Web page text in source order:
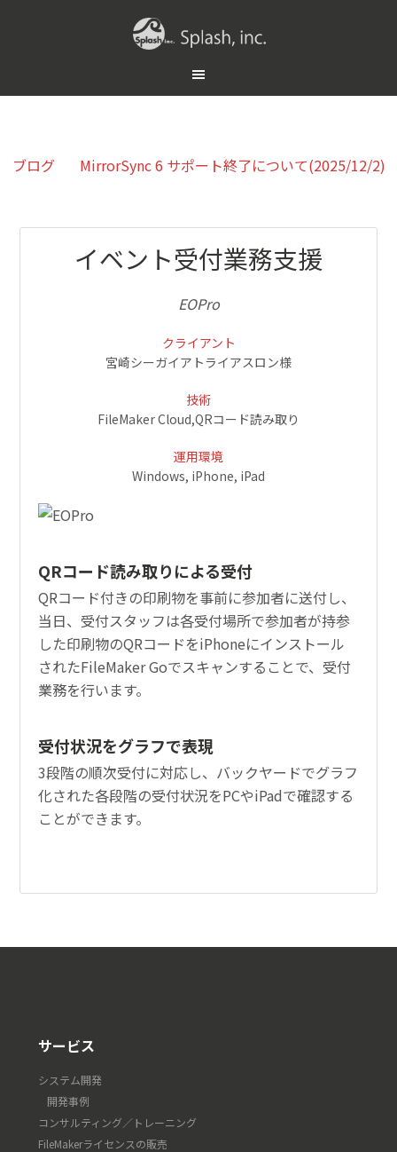
ブログ MirrorSync 6 サポート終了について(2025/12/2)
イベント受付業務支援
EOPro
クライアント
宮崎シーガイアトライアスロン様
技術
FileMaker Cloud,QRコード読み取り
運用環境
Windows, iPhone, iPad
QRコード読み取りによる受付
QRコード付きの印刷物を事前に参加者に送付し、
当日、受付スタッフは各受付場所で参加者が持参
した印刷物のQRコードをiPhoneにインストール
されたFileMaker Goでスキャンすることで、受付
業務を行います。
受付状況をグラフで表現
3段階の順次受付に対応し、バックヤードでグラフ
化された各段階の受付状況をPCやiPadで確認する
ことができます。
サービス
システム開発
開発事例
コンサルティング／トレーニング
FileMakerライセンスの販売